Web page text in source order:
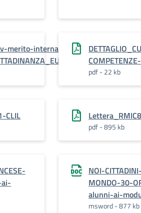
merito-interna-
pdf - 22 kb
CLIL
pdf - 895 kb
NOI-
MONDO-30-
alunni-ai-
msword - 877 kb